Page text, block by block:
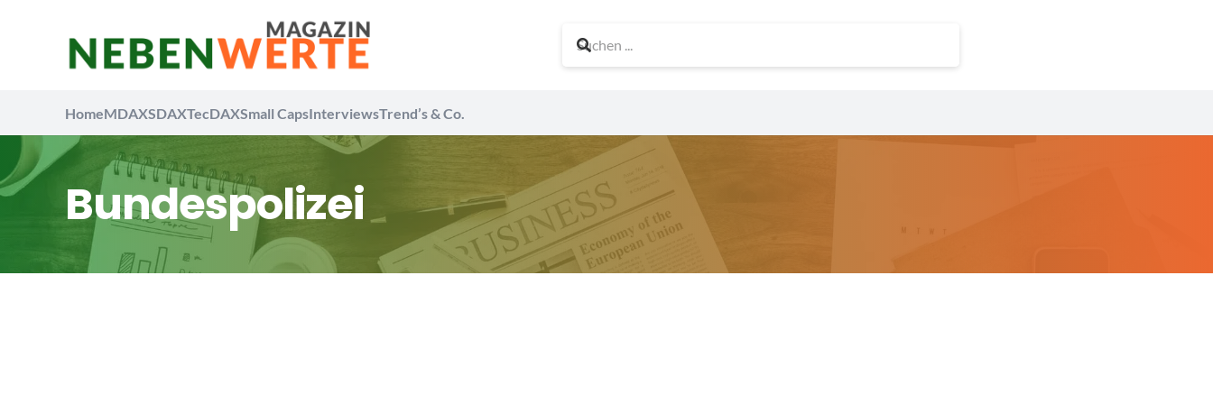
HomeMDAXSDAXTecDAXSmall CapsInterviewsTrend’s & Co.
Bundespolizei